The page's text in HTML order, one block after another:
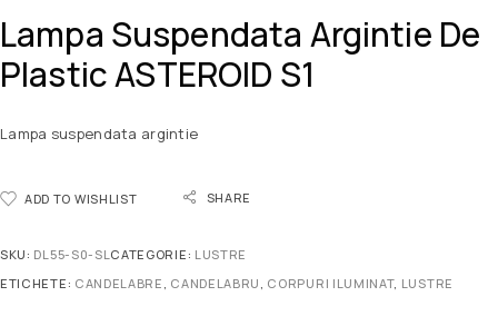
Lampa Suspendata Argintie De
Plastic ASTEROID S1
Lampa suspendata argintie
ADD TO WISHLIST SHARE
SKU: DL55-S0-SLCATEGORIE: LUSTRE
ETICHETE: CANDELABRE , CANDELABRU , CORPURI ILUMINAT, LUSTRE